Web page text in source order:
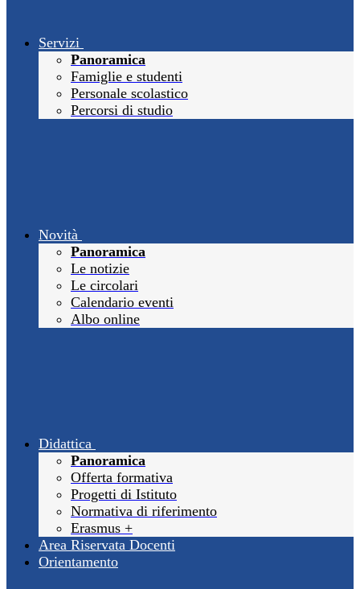
Servizi
Panoramica
Famiglie e studenti
Personale scolastico
Percorsi di studio
Novità
Panoramica
Le notizie
Le circolari
Calendario eventi
Albo online
Didattica
Panoramica
Offerta formativa
Progetti di Istituto
Normativa di riferimento
Erasmus +
Area Riservata Docenti
Orientamento